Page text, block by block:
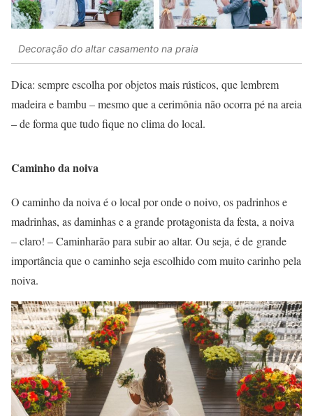
Decoração do altar casamento na praia
Dica: sempre escolha por objetos mais rústicos, que lembrem
madeira e bambu – mesmo que a cerimônia não ocorra pé na areia
– de forma que tudo fique no clima do local.
Caminho da noiva
O caminho da noiva é o local por onde o noivo, os padrinhos e
madrinhas, as daminhas e a grande protagonista da festa, a noiva
– claro! – Caminharão para subir ao altar. Ou seja, é de grande
importância que o caminho seja escolhido com muito carinho pela
noiva.